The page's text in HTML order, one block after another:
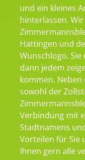
und ein kleines
hinterlassen.
Hattingen und
Wunschlogo.
dann jedem
kommen.
sowohl der
Verbindung mit
Stadtnamens
Vorteilen für Sie
Ihnen gern alle